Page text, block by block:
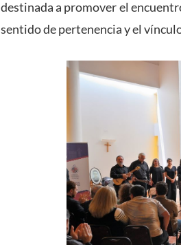
destinada a promover el
sentido de pertenencia y el